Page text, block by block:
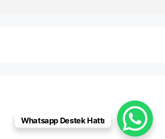
Whatsapp Destek Hattı